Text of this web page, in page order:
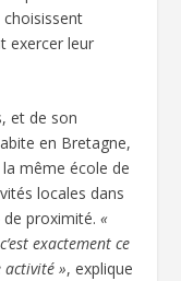
exercer leur
et de son
en Bretagne,
même école de
locales dans
de proximité.«
exactement ce
», explique